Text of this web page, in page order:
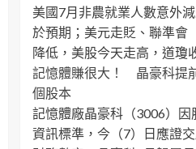
美國7月非農就業人數意外
於預期；美元走貶、聯準會
降低，美股今天走高，道瓊
記憶體賺很大！ 晶豪科提
個股本
記憶體廠晶豪科（3006）因
資訊標準，今（7）日應證